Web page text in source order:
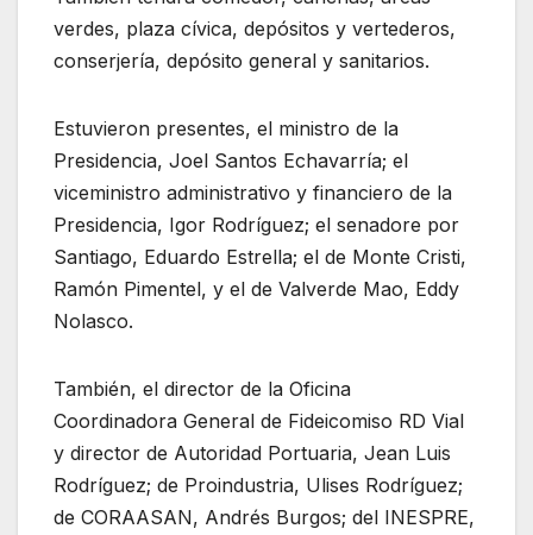
verdes, plaza cívica, depósitos y vertederos,
conserjería, depósito general y sanitarios.
Estuvieron presentes, el ministro de la
Presidencia, Joel Santos Echavarría; el
viceministro administrativo y financiero de la
Presidencia, Igor Rodríguez; el senadore por
Santiago, Eduardo Estrella; el de Monte Cristi,
Ramón Pimentel, y el de Valverde Mao, Eddy
Nolasco.
También, el director de la Oficina
Coordinadora General de Fideicomiso RD Vial
y director de Autoridad Portuaria, Jean Luis
Rodríguez; de Proindustria, Ulises Rodríguez;
de CORAASAN, Andrés Burgos; del INESPRE,